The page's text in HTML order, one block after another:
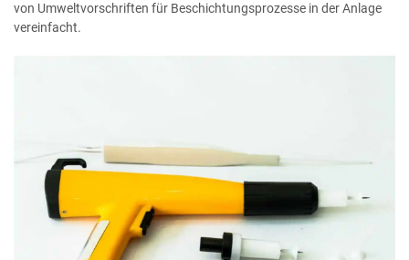
von Umweltvorschriften für Beschichtungsprozesse in der Anlage
vereinfacht.